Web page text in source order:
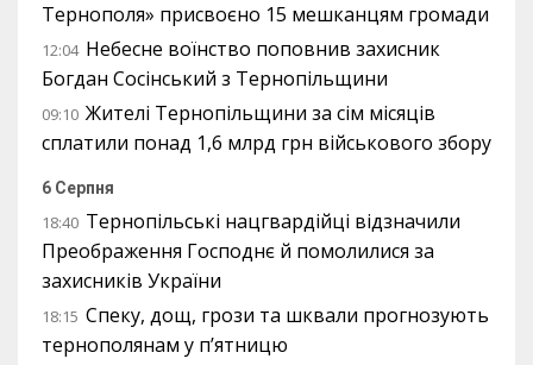
Тернополя» присвоєно 15 мешканцям громади
12:04 Небесне воїнство поповнив захисник
Богдан Сосінський з Тернопільщини
09:10 Жителі Тернопільщини за сім місяців
сплатили понад 1,6 млрд грн військового збору
6 Серпня
18:40 Тернопільські нацгвардійці відзначили
Преображення Господнє й помолилися за
захисників України
18:15 Спеку, дощ, грози та шквали прогнозують
тернополянам у п’ятницю